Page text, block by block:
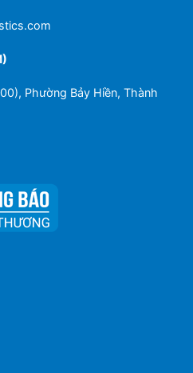
Phường Bảy Hiền, Thành